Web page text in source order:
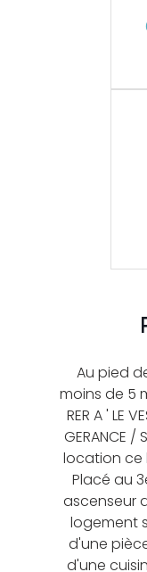
Au pied
moins de 5
RER A ' LE
GERANCE
location ce
Placé au
ascenseur
logement
d'une
d'une